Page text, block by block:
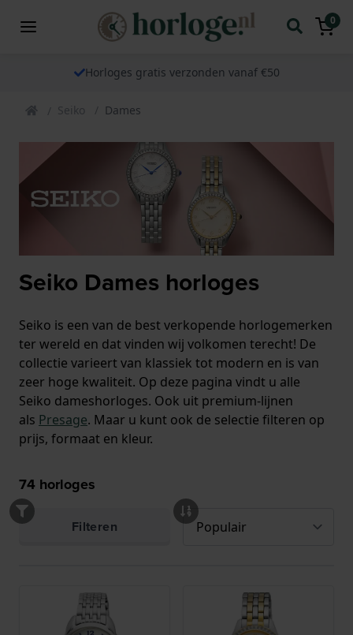
0
Horloges gratis verzonden vanaf €50
Seiko Dames
Seiko Dames horloges
Seiko is een van de best verkopende horlogemerken
ter wereld en dat vinden wij volkomen terecht! De
collectie varieert van klassiek tot modern en is van
zeer hoge kwaliteit. Op deze pagina vindt u alle
Seiko dameshorloges. Ook uit premium-lijnen
als Presage. Maar u kunt ook de selectie filteren op
prijs, formaat en kleur.
74 horloges
Filteren